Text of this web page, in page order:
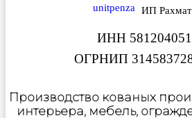
ИП
ИНН
ОГРНИП
Производство кованых
интерьера, мебель,